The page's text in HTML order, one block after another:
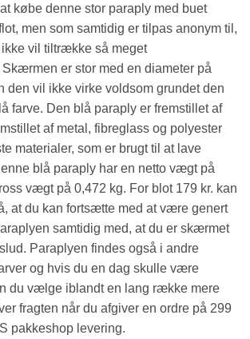
købe denne stor paraply med buet
men som samtidig er tilpas anonym til,
vil tiltrække så meget
er stor med en diameter på
den vil ikke virke voldsom grundet den
farve. Den blå paraply er fremstillet af
af metal, fibreglass og polyester
materialer, som er brugt til at lave
blå paraply har en netto vægt på
vægt på 0,472 kg. For blot 179 kr. kan
at du kan fortsætte med at være genert
samtidig med, at du er skærmet
Paraplyen findes også i andre
og hvis du en dag skulle være
du vælge iblandt en lang række mere
fragten når du afgiver en ordre på 299
pakkeshop levering.